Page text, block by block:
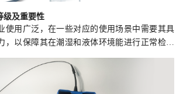
级及重要性
使用广泛，在一些对应的使用场景中需要其具
，以保障其在潮湿和液体环境能进行正常检测
能力是生产厂家的核心技术，厂家需要标明产
用户能够对应的正确使用。